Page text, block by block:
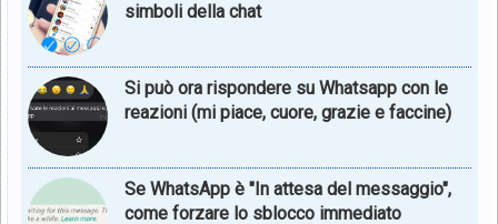
simboli della chat
Si può ora rispondere su Whatsapp con le
reazioni (mi piace, cuore, grazie e faccine)
Se WhatsApp è "In attesa del messaggio",
come forzare lo sblocco immediato